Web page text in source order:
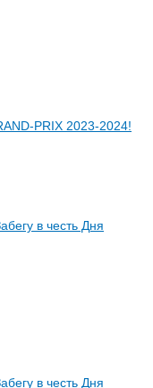
PRIX 2023-2024!
в честь Дня
в честь Дня